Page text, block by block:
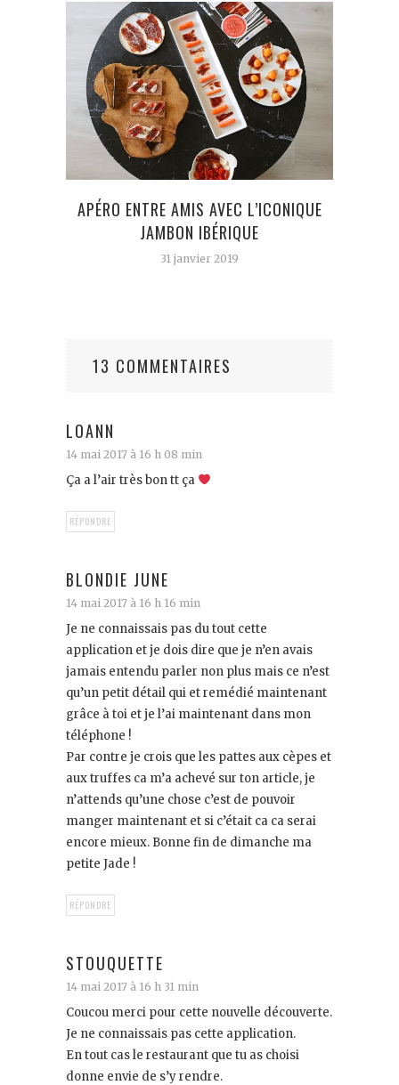
APÉRO ENTRE AMIS AVEC L’ICONIQUE
JAMBON IBÉRIQUE
31 janvier 2019
13 COMMENTAIRES
LOANN
14 mai 2017 à 16 h 08 min
Ça a l’air très bon tt ça
RÉPONDRE
BLONDIE JUNE
14 mai 2017 à 16 h 16 min
Je ne connaissais pas du tout cette
application et je dois dire que je n’en avais
jamais entendu parler non plus mais ce n’est
qu’un petit détail qui et remédié maintenant
grâce à toi et je l’ai maintenant dans mon
téléphone !
Par contre je crois que les pattes aux cèpes et
aux truffes ca m’a achevé sur ton article, je
n’attends qu’une chose c’est de pouvoir
manger maintenant et si c’était ca ca serai
encore mieux. Bonne fin de dimanche ma
petite Jade !
RÉPONDRE
STOUQUETTE
14 mai 2017 à 16 h 31 min
Coucou merci pour cette nouvelle découverte.
Je ne connaissais pas cette application.
En tout cas le restaurant que tu as choisi
donne envie de s’y rendre.